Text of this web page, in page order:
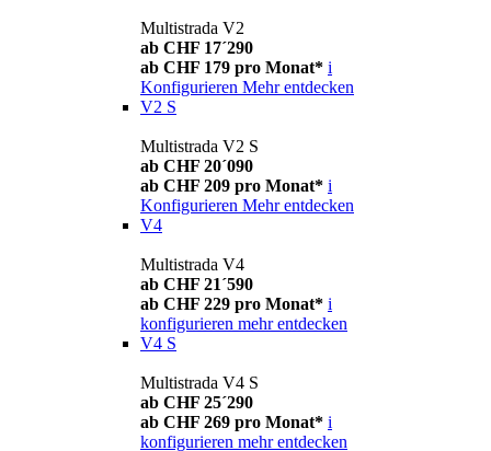
Multistrada V2
ab CHF 17´290
ab CHF 179 pro Monat* i
Konfigurieren Mehr entdecken
V2 S
Multistrada V2 S
ab CHF 20´090
ab CHF 209 pro Monat* i
Konfigurieren Mehr entdecken
V4
Multistrada V4
ab CHF 21´590
ab CHF 229 pro Monat* i
konfigurieren mehr entdecken
V4 S
Multistrada V4 S
ab CHF 25´290
ab CHF 269 pro Monat* i
konfigurieren mehr entdecken